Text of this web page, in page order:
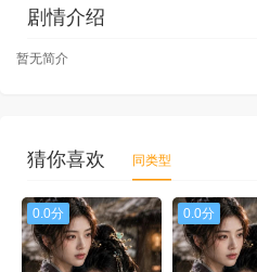
剧情介绍
暂无简介
猜你喜欢 同类型
0.0分 0.0分